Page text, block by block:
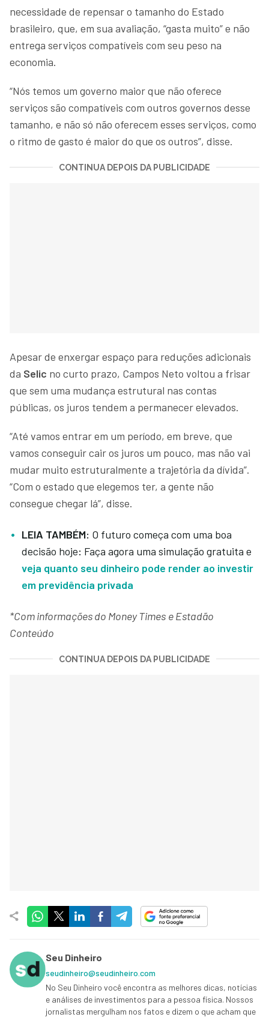
necessidade de repensar o tamanho do Estado
brasileiro, que, em sua avaliação, “gasta muito” e não
entrega serviços compatíveis com seu peso na
economia.
“Nós temos um governo maior que não oferece
serviços são compatíveis com outros governos desse
tamanho, e não só não oferecem esses serviços, como
o ritmo de gasto é maior do que os outros”, disse.
CONTINUA DEPOIS DA PUBLICIDADE
Apesar de enxergar espaço para reduções adicionais
da Selic no curto prazo, Campos Neto voltou a frisar
que sem uma mudança estrutural nas contas
públicas, os juros tendem a permanecer elevados.
“Até vamos entrar em um período, em breve, que
vamos conseguir cair os juros um pouco, mas não vai
mudar muito estruturalmente a trajetória da dívida”.
“Com o estado que elegemos ter, a gente não
consegue chegar lá”, disse.
LEIA TAMBÉM: O futuro começa com uma boa
decisão hoje: Faça agora uma simulação gratuita e
veja quanto seu dinheiro pode render ao investir
em previdência privada
*Com informações do Money Times e Estadão
Conteúdo
CONTINUA DEPOIS DA PUBLICIDADE
Seu Dinheiro
seudinheiro@seudinheiro.com
No Seu Dinheiro você encontra as melhores dicas, notícias
e análises de investimentos para a pessoa física. Nossos
jornalistas mergulham nos fatos e dizem o que acham que